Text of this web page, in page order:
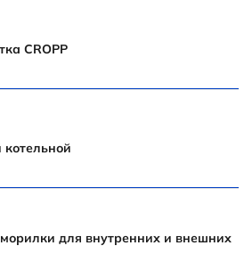
CROPP
котельной
для внутренних и внешних